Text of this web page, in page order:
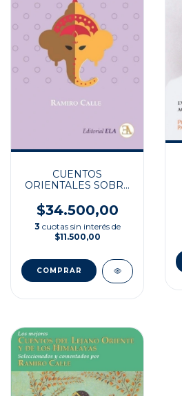
CUENTOS
ORIENTALES SOBRE
$34.500,00
3 cuotas sin interés de
$11.500,00